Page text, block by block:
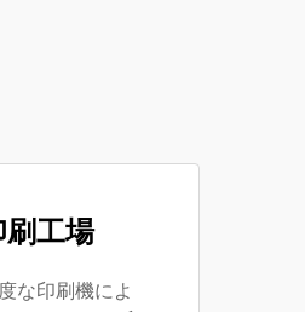
刷工場
な印刷機によ